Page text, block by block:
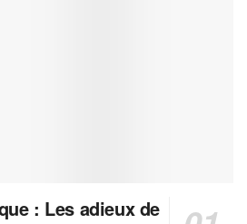
: Les adieux de